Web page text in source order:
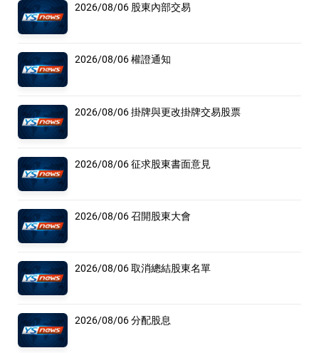
2026/08/06 股東內部交易
2026/08/06 權證通知
2026/08/06 掛牌與更改掛牌交易股票
2026/08/06 征求股東書面意見
2026/08/06 召開股東大會
2026/08/06 取消總結股東名單
2026/08/06 分配股息